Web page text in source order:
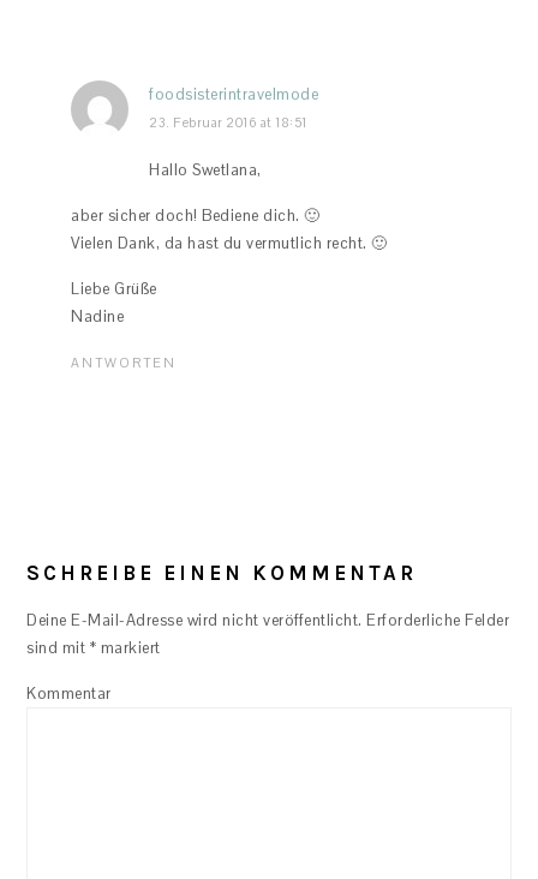
foodsisterintravelmode
23. Februar 2016 at 18:51
Hallo Swetlana,
aber sicher doch! Bediene dich. 🙂
Vielen Dank, da hast du vermutlich recht. 🙂
Liebe Grüße
Nadine
ANTWORTEN
SCHREIBE EINEN KOMMENTAR
Deine E-Mail-Adresse wird nicht veröffentlicht. Erforderliche Felder
sind mit * markiert
Kommentar